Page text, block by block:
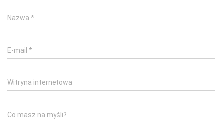
Nazwa *
E-mail *
Witryna internetowa
Co masz na myśli?